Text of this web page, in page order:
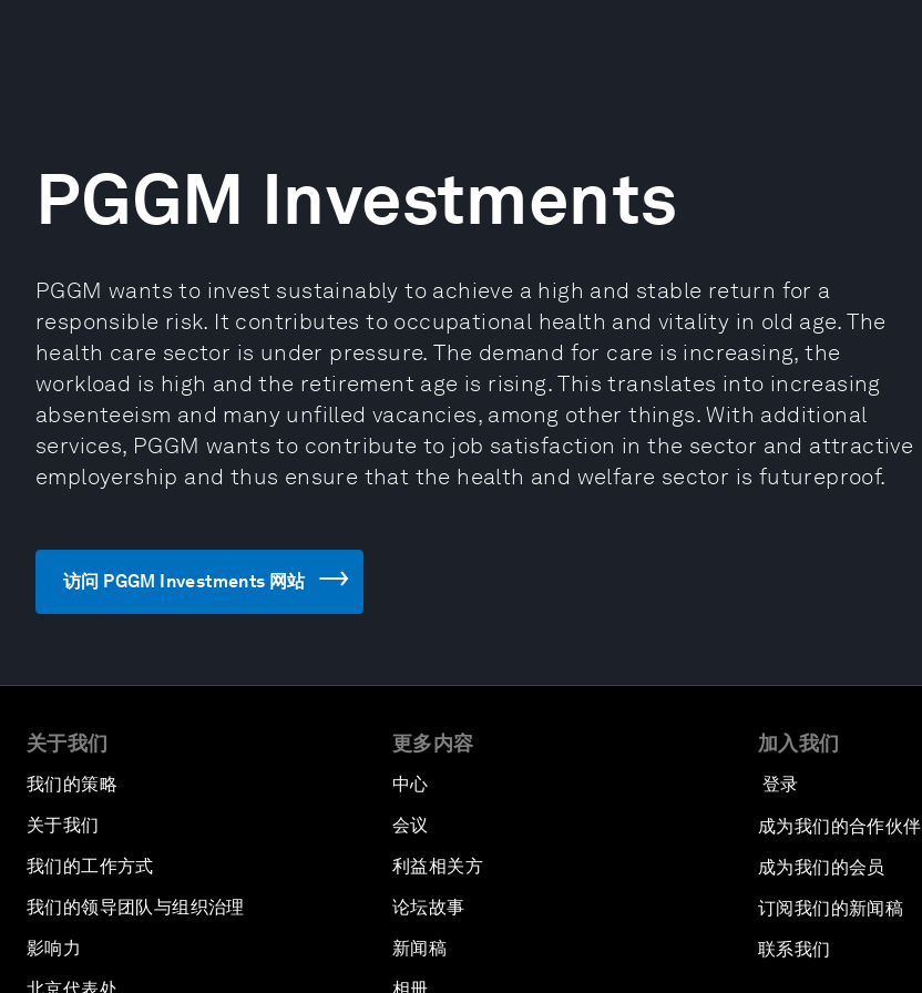
PGGM Investments
PGGM wants to invest sustainably to achieve a high and stable return for a
responsible risk. It contributes to occupational health and vitality in old age. The
health care sector is under pressure. The demand for care is increasing, the
workload is high and the retirement age is rising. This translates into increasing
absenteeism and many unfilled vacancies, among other things. With additional
services, PGGM wants to contribute to job satisfaction in the sector and attractive
employership and thus ensure that the health and welfare sector is futureproof.
访问 PGGM Investments 网站
关于我们
我们的策略
关于我们
我们的工作方式
我们的领导团队与组织治理
影响力
更多内容
中心
会议
利益相关方
论坛故事
新闻稿
加入我们
登录
成为我们的合作伙伴
成为我们的会员
订阅我们的新闻稿
联系我们